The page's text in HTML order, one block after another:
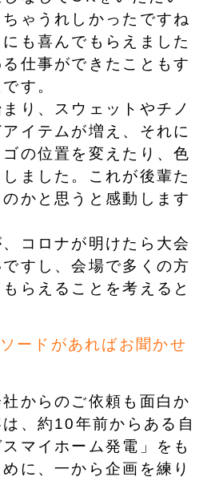
ゃうれしかったですね
にも喜んでもらえました
仕事ができたこともす
す。
り、スウェットやチノ
イテムが増え、それに
の位置を変えたり、色
ました。これが後輩た
かと思うと感動します
コロナが明けたら大会
すし、会場で多くの方
らえることを考えると
ードがあればお聞かせ
からのご依頼も面白か
、約10年前からある自
マイホーム発電」をも
に、一から企画を練り